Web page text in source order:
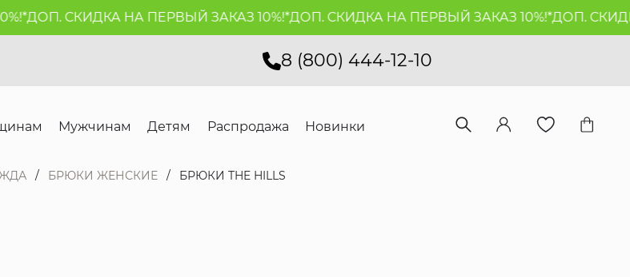
ДОП. СКИДКА НА ПЕРВЫЙ ЗАКАЗ 10%!*ДОП. СКИДКА НА ПЕРВЫЙ ЗАКАЗ 10%!*ДОП. СКИДКА
8 (800) 444-12-10
Мужчинам Детям Распродажа Новинки
БРЮКИ ЖЕНСКИЕ БРЮКИ THE HILLS